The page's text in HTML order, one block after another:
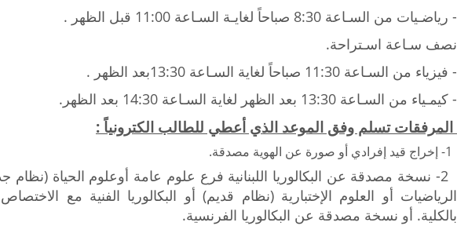
- رياضـيات من السـاعة 8:30 صباحاً لغايـة السـاعة 11:00 قبل الظهر .
نصف سـاعة اسـتراحة.
- فيزياء من السـاعة 11:30 صباحاً لغاية السـاعة 13:30بعد الظهر .
- كيمـياء من السـاعة 13:30 بعد الظهر لغاية السـاعة 14:30 بعد الظهر.
المرفقات تسلم وفق الموعد الذي أعطي للطالب الكترونياً :
1- إخراج قيد إفرادي أو صورة عن الهوية مصدقة.
2- نسخة مصدقة عن البكالوريا اللبنانية فرع علوم عامة أوعلوم الحياة (نظام
الرياضيات أو العلوم الإختبارية (نظام قديم) أو البكالوريا الفنية مع
بالكلية. أو نسخة مصدقة عن البكالوريا الفرنسية.